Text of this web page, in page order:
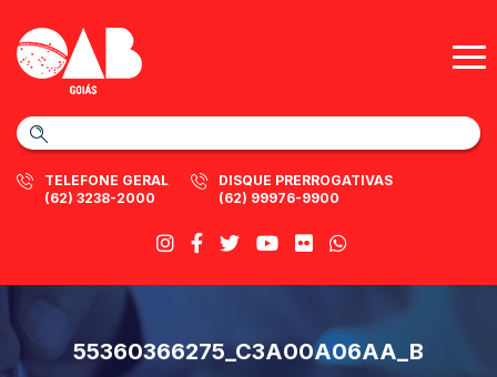
TELEFONE GERAL
(62) 3238-2000
DISQUE PRERROGATIVAS
(62) 99976-9900
55360366275_C3A00A06AA_B